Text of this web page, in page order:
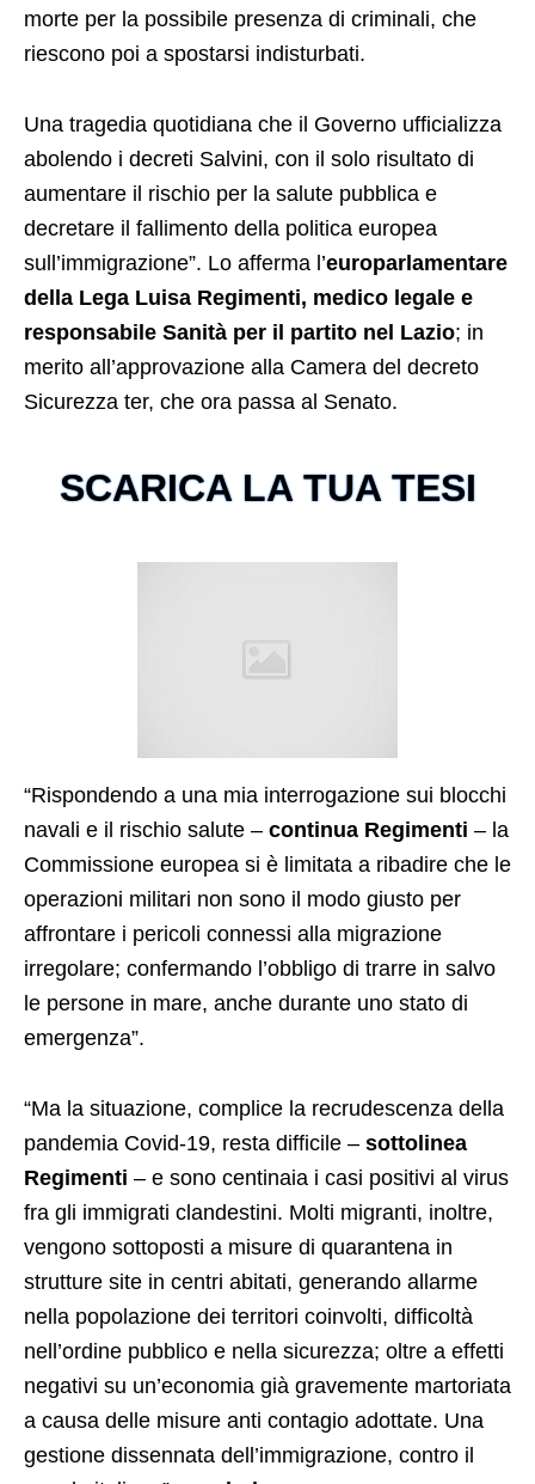
morte per la possibile presenza di criminali, che
riescono poi a spostarsi indisturbati.
Una tragedia quotidiana che il Governo ufficializza
abolendo i decreti Salvini, con il solo risultato di
aumentare il rischio per la salute pubblica e
decretare il fallimento della politica europea
sull’immigrazione”. Lo afferma l’europarlamentare
della Lega Luisa Regimenti, medico legale e
responsabile Sanità per il partito nel Lazio; in
merito all’approvazione alla Camera del decreto
Sicurezza ter, che ora passa al Senato.
SCARICA LA TUA TESI
“Rispondendo a una mia interrogazione sui blocchi
navali e il rischio salute – continua Regimenti – la
Commissione europea si è limitata a ribadire che le
operazioni militari non sono il modo giusto per
affrontare i pericoli connessi alla migrazione
irregolare; confermando l’obbligo di trarre in salvo
le persone in mare, anche durante uno stato di
emergenza”.
“Ma la situazione, complice la recrudescenza della
pandemia Covid-19, resta difficile – sottolinea
Regimenti – e sono centinaia i casi positivi al virus
fra gli immigrati clandestini. Molti migranti, inoltre,
vengono sottoposti a misure di quarantena in
strutture site in centri abitati, generando allarme
nella popolazione dei territori coinvolti, difficoltà
nell’ordine pubblico e nella sicurezza; oltre a effetti
negativi su un’economia già gravemente martoriata
a causa delle misure anti contagio adottate. Una
gestione dissennata dell’immigrazione, contro il